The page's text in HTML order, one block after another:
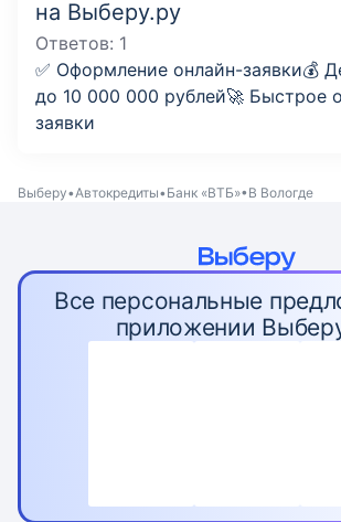
на Выберу.ру
Ответов: 1
✅ Оформление онлайн-заявки💰
до 10 000 000 рублей🚀 Быстрое
заявки
Выберу Автокредиты Банк «ВТБ» В Вологде
Все персональные
приложении